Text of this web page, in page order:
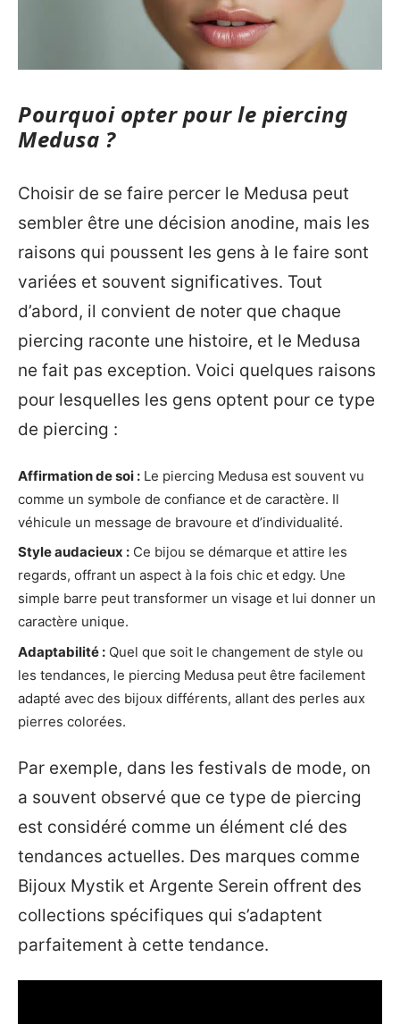
Pourquoi opter pour le piercing
Medusa ?
Choisir de se faire percer le Medusa peut
sembler être une décision anodine, mais les
raisons qui poussent les gens à le faire sont
variées et souvent significatives. Tout
d’abord, il convient de noter que chaque
piercing raconte une histoire, et le Medusa
ne fait pas exception. Voici quelques raisons
pour lesquelles les gens optent pour ce type
de piercing :
Affirmation de soi : Le piercing Medusa est souvent vu
comme un symbole de confiance et de caractère. Il
véhicule un message de bravoure et d’individualité.
Style audacieux : Ce bijou se démarque et attire les
regards, offrant un aspect à la fois chic et edgy. Une
simple barre peut transformer un visage et lui donner un
caractère unique.
Adaptabilité : Quel que soit le changement de style ou
les tendances, le piercing Medusa peut être facilement
adapté avec des bijoux différents, allant des perles aux
pierres colorées.
Par exemple, dans les festivals de mode, on
a souvent observé que ce type de piercing
est considéré comme un élément clé des
tendances actuelles. Des marques comme
Bijoux Mystik et Argente Serein offrent des
collections spécifiques qui s’adaptent
parfaitement à cette tendance.